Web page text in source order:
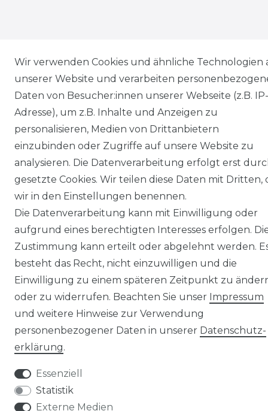
Wir verwenden Cookies und ähnliche Technologien
unserer Website und verarbeiten
Daten von Besucher:innen unserer Webseite (z.B. IP-
Adresse), um z.B. Inhalte und Anzeigen zu
personalisieren, Medien von Drittanbietern
einzubinden oder Zugriffe auf unsere Website zu
analysieren. Die Datenverarbeitung erfolgt erst
gesetzte Cookies. Wir teilen diese Daten mit Dritten,
wir in den Einstellungen benennen.
Die Datenverarbeitung kann mit Einwilligung oder
aufgrund eines berechtigten Interesses erfolgen.
Zustimmung kann erteilt oder abgelehnt werden.
besteht das Recht, nicht einzuwilligen und die
Einwilligung zu einem späteren Zeitpunkt zu
oder zu widerrufen. Beachten Sie unser Impressum
und weitere Hinweise zur Verwendung
personenbezogener Daten in unserer Daten­schutz­
erklärung.
Essenziell
Statistik
Externe Medien